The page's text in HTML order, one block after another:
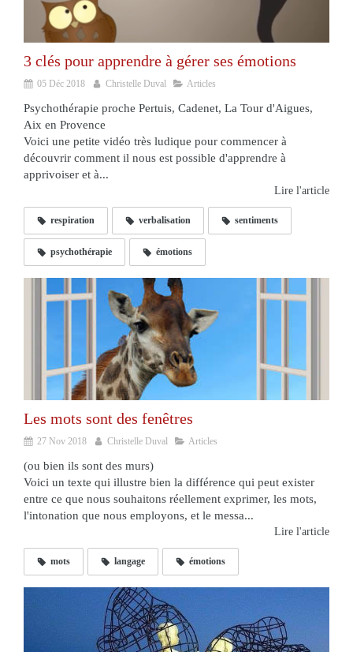
3 clés pour apprendre à gérer ses émotions
05 Déc 2018 Christelle Duval Articles
Psychothérapie proche Pertuis, Cadenet, La Tour d'Aigues,
Aix en Provence
Voici une petite vidéo très ludique pour commencer à
découvrir comment il nous est possible d'apprendre à
apprivoiser et à...
Lire l'article
respiration verbalisation sentiments
psychothérapie émotions
Les mots sont des fenêtres
27 Nov 2018 Christelle Duval Articles
(ou bien ils sont des murs)
Voici un texte qui illustre bien la différence qui peut exister
entre ce que nous souhaitons réellement exprimer, les mots,
l'intonation que nous employons, et le messa...
Lire l'article
mots langage émotions